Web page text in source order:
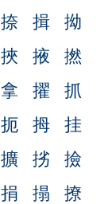
捺 揖
拗
挾 掖
撚
拿 擢
抓
扼 拇
挂
擴 挘
撿
捐 搨 撩